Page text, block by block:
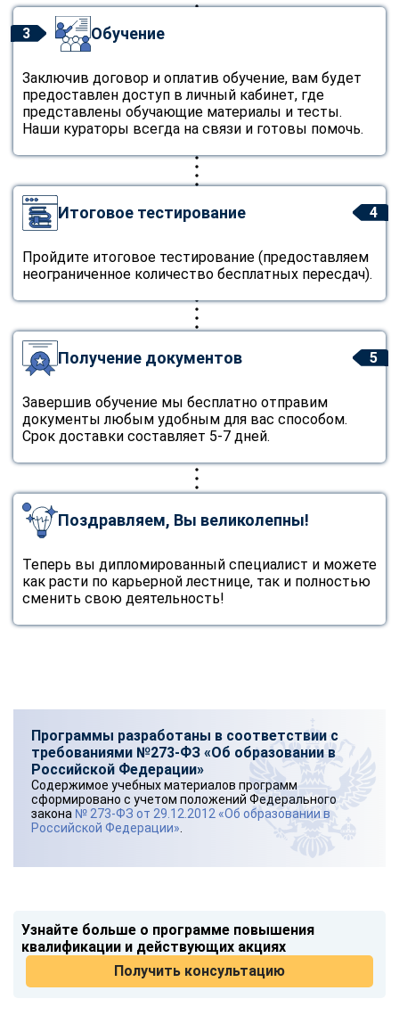
3 Обучение
Заключив договор и оплатив обучение, вам будет
предоставлен доступ в личный кабинет, где
представлены обучающие материалы и тесты.
Наши кураторы всегда на связи и готовы помочь.
4
Итоговое тестирование
Пройдите итоговое тестирование (предоставляем
неограниченное количество бесплатных пересдач).
5
Получение документов
Завершив обучение мы бесплатно отправим
документы любым удобным для вас способом.
Срок доставки составляет 5-7 дней.
Поздравляем, Вы великолепны!
Теперь вы дипломированный специалист и можете
как расти по карьерной лестнице, так и полностью
сменить свою деятельность!
Программы разработаны в соответствии с
требованиями №273-ФЗ «Об образовании в
Российской Федерации»
Содержимое учебных материалов программ
сформировано с учетом положений Федерального
закона № 273-ФЗ от 29.12.2012 «Об образовании в
Российской Федерации»
Узнайте больше о программе повышения
квалификации и действующих акциях
Получить консультацию